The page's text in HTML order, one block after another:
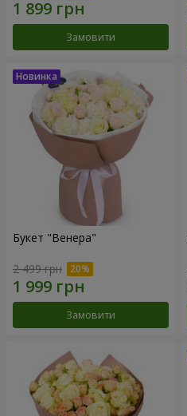
Замовити
Букет "Венера"
2 499 грн
Замовити